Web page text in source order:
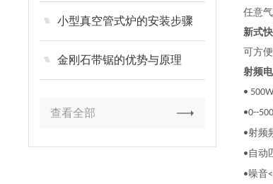
小型真空管式炉的安装步骤
金刚石带锯的优势与原理
查看全部
任意
新式
可方
射频电
• 500W
•0--
•射频
• 自动
•噪音